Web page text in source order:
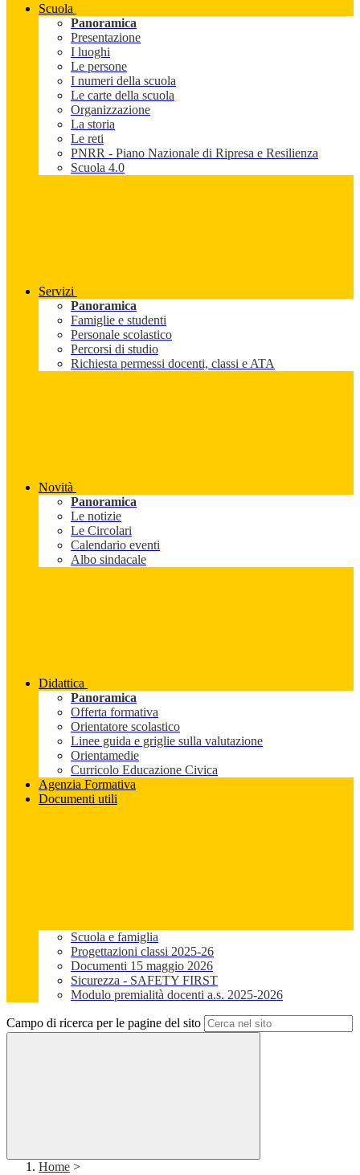
Scuola
Panoramica
Presentazione
I luoghi
Le persone
I numeri della scuola
Le carte della scuola
Organizzazione
La storia
Le reti
PNRR - Piano Nazionale di Ripresa e Resilienza
Scuola 4.0
Servizi
Panoramica
Famiglie e studenti
Personale scolastico
Percorsi di studio
Richiesta permessi docenti, classi e ATA
Novità
Panoramica
Le notizie
Le Circolari
Calendario eventi
Albo sindacale
Didattica
Panoramica
Offerta formativa
Orientatore scolastico
Linee guida e griglie sulla valutazione
Orientamedie
Curricolo Educazione Civica
Agenzia Formativa
Documenti utili
Scuola e famiglia
Progettazioni classi 2025-26
Documenti 15 maggio 2026
Sicurezza - SAFETY FIRST
Modulo premialità docenti a.s. 2025-2026
Campo di ricerca per le pagine del sito
Home >